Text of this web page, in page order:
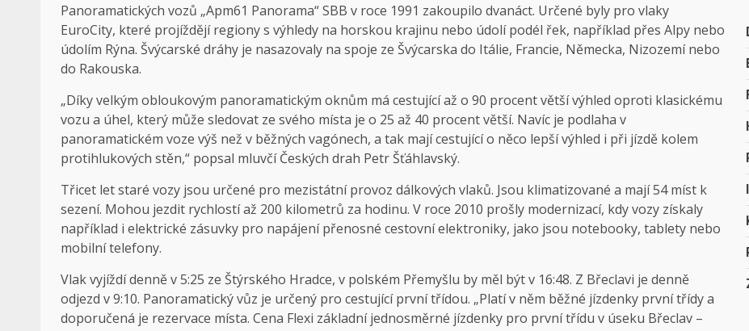
Panoramatických vozů „Apm61 Panorama“ SBB v roce 1991 zakoupilo dvanáct. Určené byly pro vlaky
EuroCity, které projíždějí regiony s výhledy na horskou krajinu nebo údolí podél řek, například přes Alpy nebo
údolím Rýna. Švýcarské dráhy je nasazovaly na spoje ze Švýcarska do Itálie, Francie, Německa, Nizozemí nebo
do Rakouska.
„Díky velkým obloukovým panoramatickým oknům má cestující až o 90 procent větší výhled oproti klasickému
vozu a úhel, který může sledovat ze svého místa je o 25 až 40 procent větší. Navíc je podlaha v
panoramatickém voze výš než v běžných vagónech, a tak mají cestující o něco lepší výhled i při jízdě kolem
protihlukových stěn,“ popsal mluvčí Českých drah Petr Šťáhlavský.
Třicet let staré vozy jsou určené pro mezistátní provoz dálkových vlaků. Jsou klimatizované a mají 54 míst k
sezení. Mohou jezdit rychlostí až 200 kilometrů za hodinu. V roce 2010 prošly modernizací, kdy vozy získaly
například i elektrické zásuvky pro napájení přenosné cestovní elektroniky, jako jsou notebooky, tablety nebo
mobilní telefony.
Vlak vyjíždí denně v 5:25 ze Štýrského Hradce, v polském Přemyšlu by měl být v 16:48. Z Břeclavi je denně
odjezd v 9:10. Panoramatický vůz je určený pro cestující první třídou. „Platí v něm běžné jízdenky první třídy a
doporučená je rezervace místa. Cena Flexi základní jednosměrné jízdenky pro první třídu v úseku Břeclav –